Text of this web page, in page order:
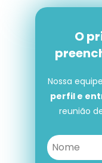
O
O
sua
Nossa
perfil e
reunião